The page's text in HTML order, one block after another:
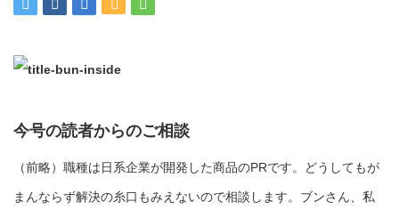
今号の読者からのご相談
（前略）職種は日系企業が開発した商品のPRです。どうしてもが
まんならず解決の糸口もみえないので相談します。ブンさん、私